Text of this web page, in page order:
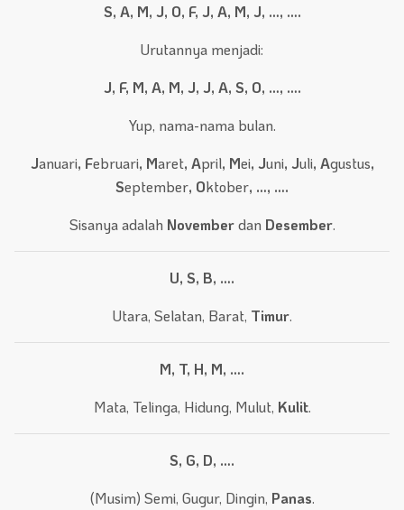
S, A, M, J, O, F, J, A, M, J, …, ….
Urutannya menjadi:
J, F, M, A, M, J, J, A, S, O, …, ….
Yup, nama-nama bulan.
Januari, Februari, Maret, April, Mei, Juni, Juli, Agustus,
September, Oktober, …, ….
Sisanya adalah Novemberdan Desember.
U, S, B, ….
Utara, Selatan, Barat, Timur.
M, T, H, M, ….
Mata, Telinga, Hidung, Mulut, Kulit.
S, G, D, ….
(Musim) Semi, Gugur, Dingin, Panas.